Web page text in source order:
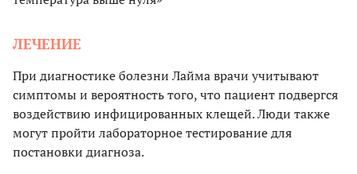
ЛЕЧЕНИЕ
При диагностике болезни Лайма врачи учитывают
симптомы и вероятность того, что пациент подвергся
воздействию инфицированных клещей. Люди также
могут пройти лабораторное тестирование для
постановки диагноза.